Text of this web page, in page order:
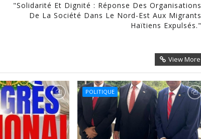
"Solidarité Et Dignité : Réponse Des Organisations
De La Société Dans Le Nord-Est Aux Migrants
Haïtiens Expulsés."
View More
POLITIQUE